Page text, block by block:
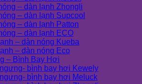
– dàn lạnh Zhongli
– dàn lạnh Supcool
– dàn lạnh Patton
– dàn lạnh ECO
– dàn nóng Kueba
– dàn nóng Eco
– Bình Bay Hơi
bình bay hơi Kewely
bình bay hơi Meluck